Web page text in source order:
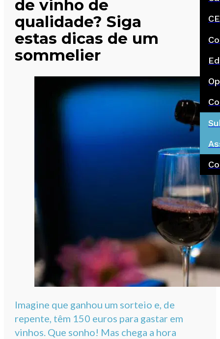
de vinho de
qualidade? Siga
estas dicas de um
sommelier
Imagine que ganhou um sorteio e, de
repente, têm 150 euros para gastar em
vinhos. Que sonho! Mas chega a hora